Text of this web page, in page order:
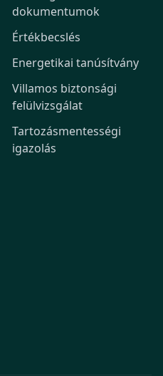
dokumentumok
Értékbecslés
Energetikai tanúsítvány
Villamos biztonsági
felülvizsgálat
Tartozásmentességi
igazolás